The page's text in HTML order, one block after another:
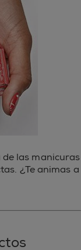
de las manicuras
¿Te animas a